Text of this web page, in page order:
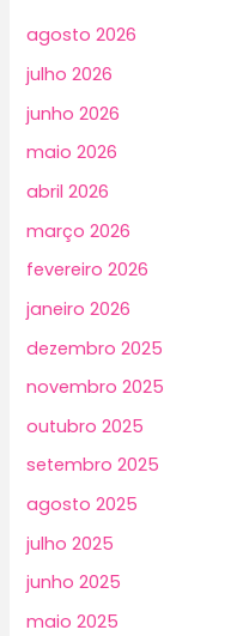
agosto 2026
julho 2026
junho 2026
maio 2026
abril 2026
março 2026
fevereiro 2026
janeiro 2026
dezembro 2025
novembro 2025
outubro 2025
setembro 2025
agosto 2025
julho 2025
junho 2025
maio 2025